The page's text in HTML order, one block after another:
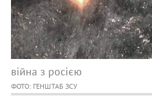
війна з росією
ФОТО: ГЕНШТАБ ЗСУ